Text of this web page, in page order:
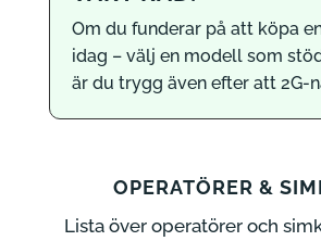
Om du funderar på att köpa
idag – välj en modell som
är du trygg även efter att 2G-
OPERATÖRER &
Lista över operatörer och